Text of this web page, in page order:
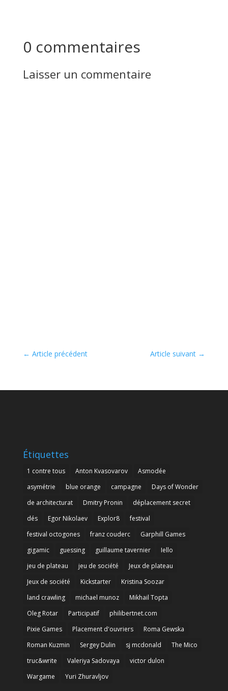
0 commentaires
Laisser un commentaire
← Article précédent Article suivant →
Étiquettes
1 contre tous Anton Kvasovarov
Asmodée
asymétrie
blue orange campagne
Days of Wonder
de architecturat
Dmitry Pronin
déplacement secret
dés
Egor Nikolaev Explor8
festival
festival octogones
franz couderc
Garphill Games
gigamic
guessing guillaume tavernier
Iello
jeu de plateau
jeu de société
Jeux de plateau
Jeux de société
Kickstarter
Kristina Soozar
land crawling
michael munoz
Mikhail Topta
Oleg Rotar
Participatif
philibertnet.com
Pixie Games
Placement d'ouvriers
Roma Gewska
Roman Kuzmin
Sergey Dulin sj mcdonald
The Mico
truc&write
Valeriya Sadovaya
victor dulon
Wargame
Yuri Zhuravljov